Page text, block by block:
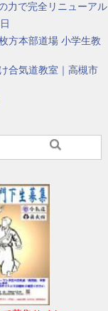
力で完全リニューアル
方本部道場 小学生教
合気道教室｜高槻市